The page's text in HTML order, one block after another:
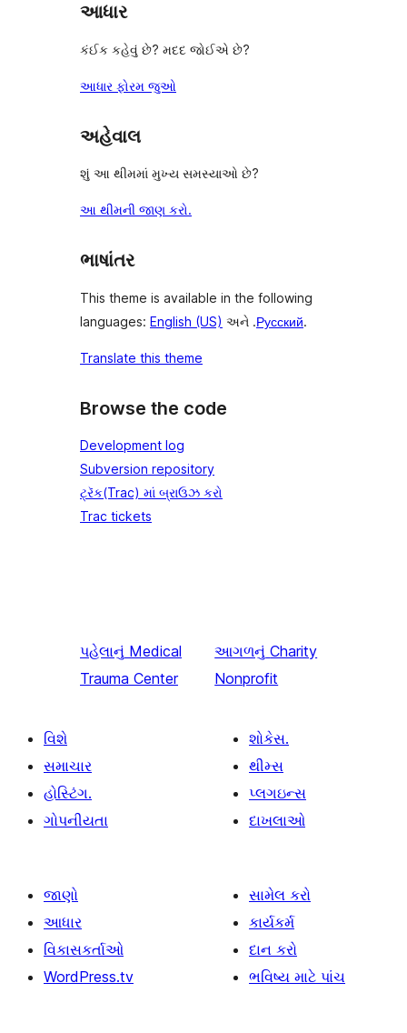
આધાર
કંઈક કહેવું છે? મદદ જોઈએ છે?
આધાર ફોરમ જુઓ
અહેવાલ
શું આ થીમમાં મુખ્ય સમસ્યાઓ છે?
આ થીમની જાણ કરો.
ભાષાંતર
This theme is available in the following
languages: English (US) અને .Русский.
Translate this theme
Browse the code
Development log
Subversion repository
ટ્રૅક(Trac) માં બ્રાઉઝ કરો
Trac tickets
પહેલાનું Medical
Trauma Center
આગળનું Charity
Nonprofit
વિશે
સમાચાર
હોસ્ટિંગ.
ગોપનીયતા
શોકેસ.
થીમ્સ
પ્લગઇન્સ
દાખલાઓ
જાણો
આધાર
વિકાસકર્તાઓ
WordPress.tv
સામેલ કરો
કાર્યકર્મ
દાન કરો
ભવિષ્ય માટે પાંચ